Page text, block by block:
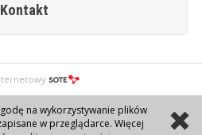
Kontakt
na wykorzystywanie plików
w przeglądarce. Więcej